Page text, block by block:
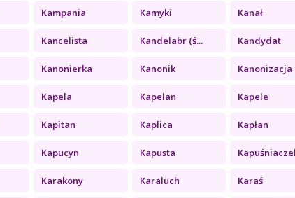
Kampania Kamyki Kanał
Kancelista Kandelabr (ś... Kandydat
Kanonierka Kanonik Kanonizacja
Kapela Kapelan Kapele
Kapitan Kaplica Kapłan
Kapucyn Kapusta
Karakony Karaluch Karaś